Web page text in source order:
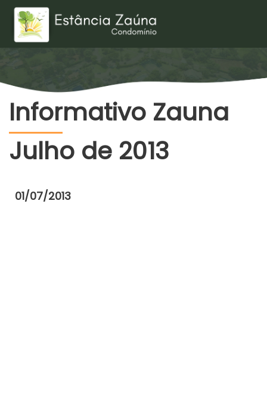
Informativo Zauna
Julho de 2013
01/07/2013